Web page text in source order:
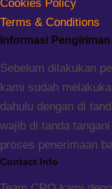
Cookies Policy
Terms & Conditions
Informasi Pengiriman
Sebelum dilakukan
kami sudah
dahulu dengan di
wajib di tanda
proses penerimaan
Contact Info